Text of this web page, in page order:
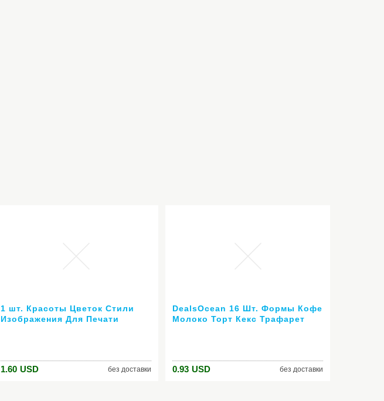
1 шт. Красоты Цветок Стили
Изображения Для Печати
Укладки # JQN-17
1.60 USD без доставки
DealsOcean 16 Шт. Формы Кофе
Молоко Торт Кекс Трафарет
0.93 USD без доставки